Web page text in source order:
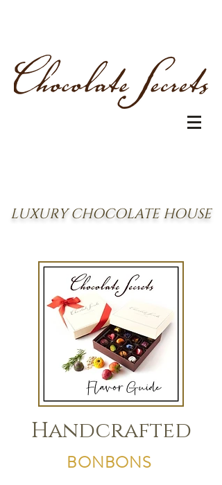
LUXURY CHOCOLATE HOUSE
Handcrafted
BONBONS